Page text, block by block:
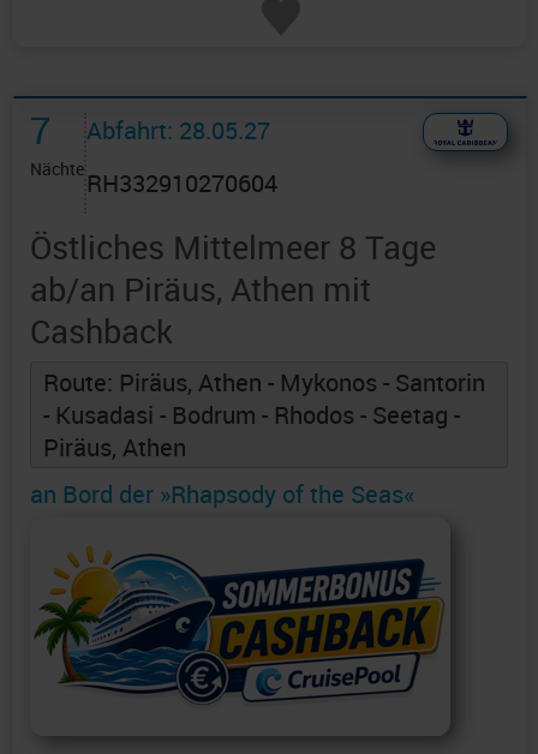
7
Nächte
Abfahrt: 28.05.27
RH332910270604
Östliches Mittelmeer 8 Tage
ab/an Piräus, Athen mit
Cashback
Route: Piräus, Athen - Mykonos - Santorin
- Kusadasi - Bodrum - Rhodos - Seetag -
Piräus, Athen
an Bord der »Rhapsody of the Seas«